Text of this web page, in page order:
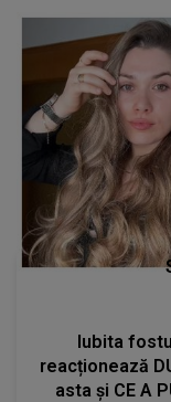
Iubita
reacționează
asta și CE A